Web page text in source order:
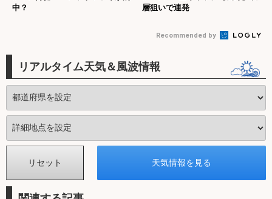
中？
層狙いで連発
Recommended by
リアルタイム天気＆風波情報